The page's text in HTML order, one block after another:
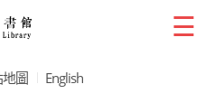
☰
圖 English